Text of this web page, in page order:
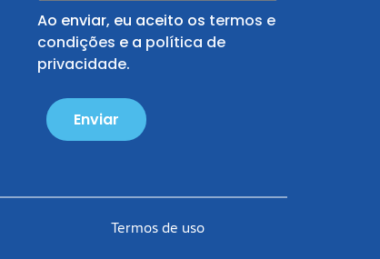
Ao enviar, eu aceito os termos e
condições e a política de
privacidade.
Enviar
Termos de uso